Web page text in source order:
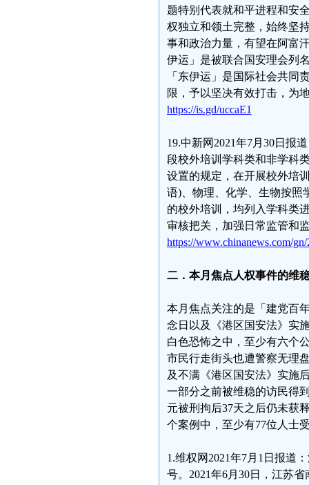
题特别代表就和平进程和安
权独立和领土完整，始终坚
事和政治力量，有望在阿富
伊运」是被联合国安理会列
「东伊运」是国际社会共同
限，予以坚决有效打击，为
https://is.gd/uccaE1
19.中新网2021年7月30日报
段校外培训学科类和非学科
设置的规定，在开展校外培
语)、物理、化学、生物按照
的校外培训，均列入学科类
审核把关，加强日常监管和
https://www.chinanews.com/
二．本月焦点人权事件的维
本月焦点关注的是「建党百
念日以及《港区国安法》实
白色恐怖之中，至少有六个
市民行走街头也遭警察无理
及不满《港区国安法》实施
一部分之前被维稳的访民得
元被刑拘后37天之后仍未获
个案例中，至少有77位人士
1.维权网2021年7月1日报道
号。2021年6月30日，江苏